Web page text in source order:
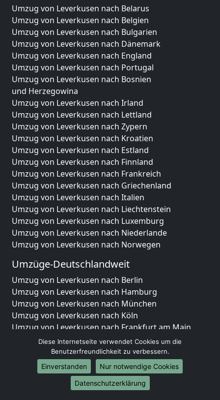
Umzug von Leverkusen nach Belarus
Umzug von Leverkusen nach Belgien
Umzug von Leverkusen nach Bulgarien
Umzug von Leverkusen nach Dänemark
Umzug von Leverkusen nach England
Umzug von Leverkusen nach Portugal
Umzug von Leverkusen nach Bosnien
und Herzegowina
Umzug von Leverkusen nach Irland
Umzug von Leverkusen nach Lettland
Umzug von Leverkusen nach Zypern
Umzug von Leverkusen nach Kroatien
Umzug von Leverkusen nach Estland
Umzug von Leverkusen nach Finnland
Umzug von Leverkusen nach Frankreich
Umzug von Leverkusen nach Griechenland
Umzug von Leverkusen nach Italien
Umzug von Leverkusen nach Liechtenstein
Umzug von Leverkusen nach Luxemburg
Umzug von Leverkusen nach Niederlande
Umzug von Leverkusen nach Norwegen
Umzüge-Deutschlandweit
Umzug von Leverkusen nach Berlin
Umzug von Leverkusen nach Hamburg
Umzug von Leverkusen nach München
Umzug von Leverkusen nach Köln
Umzug von Leverkusen nach Frankfurt am Main
Umzug von Leverkusen nach Stuttgart
Umzug von Leverkusen nach Düsseldorf
Umzug von Leverkusen nach Leipzig
Umzug von Leverkusen nach Dortmund
Umzug von Leverkusen nach Essen
Diese Internetseite verwendet Cookies um die
Benutzerfreundlichkeit zu verbessern.
Einverstanden
Nur notwendige Cookies
Datenschutzerklärung